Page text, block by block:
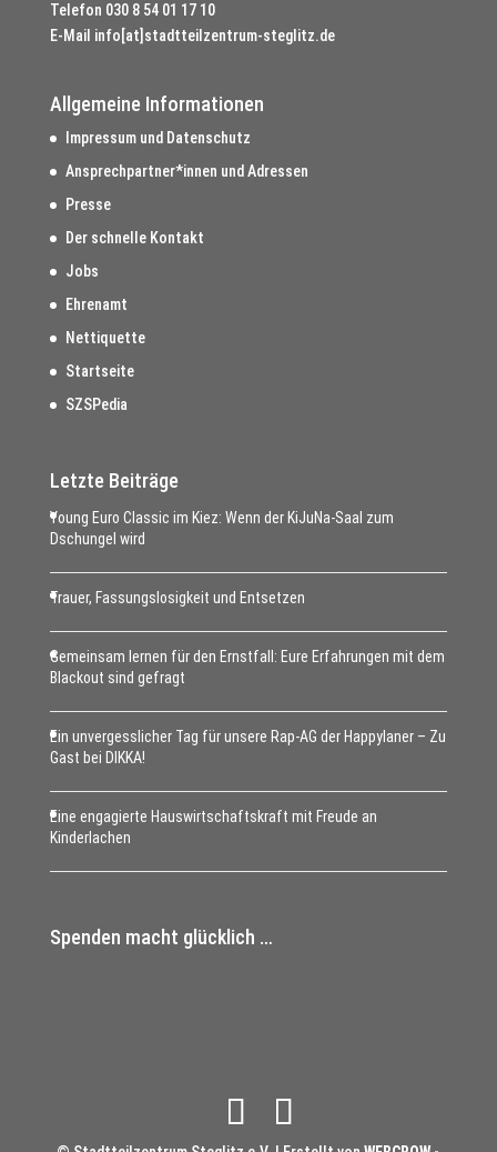
Telefon 030 8 54 01 17 10
E-Mail info[at]stadtteilzentrum-steglitz.de
Allgemeine Informationen
Impressum und Datenschutz
Ansprechpartner*innen und Adressen
Presse
Der schnelle Kontakt
Jobs
Ehrenamt
Nettiquette
Startseite
SZSPedia
Letzte Beiträge
Young Euro Classic im Kiez: Wenn der KiJuNa-Saal zum
Dschungel wird
Trauer, Fassungslosigkeit und Entsetzen
Gemeinsam lernen für den Ernstfall: Eure Erfahrungen mit dem
Blackout sind gefragt
Ein unvergesslicher Tag für unsere Rap-AG der Happylaner – Zu
Gast bei DIKKA!
Eine engagierte Hauswirtschaftskraft mit Freude an
Kinderlachen
Spenden macht glücklich …